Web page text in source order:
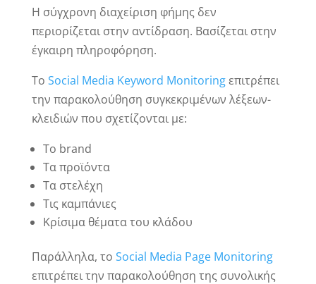
Η σύγχρονη διαχείριση φήμης δεν
περιορίζεται στην αντίδραση. Βασίζεται στην
έγκαιρη πληροφόρηση.
Το Social Media Keyword Monitoringεπιτρέπει
την παρακολούθηση συγκεκριμένων λέξεων-
κλειδιών που σχετίζονται με:
Το brand
Τα προϊόντα
Τα στελέχη
Τις καμπάνιες
Κρίσιμα θέματα του κλάδου
Παράλληλα, το Social Media Page Monitoring
επιτρέπει την παρακολούθηση της συνολικής